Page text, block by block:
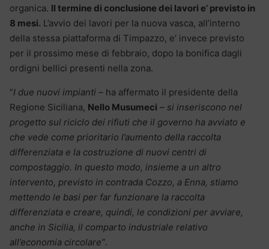
organica. Il termine di conclusione dei lavori e’ previsto in
8 mesi. L’avvio dei lavori per la nuova vasca, all’interno
della stessa piattaforma di Timpazzo, e’ invece previsto
per il prossimo mese di febbraio, dopo la bonifica dagli
ordigni bellici presenti nella zona.
“I due nuovi impianti – ha affermato il presidente della
Regione Siciliana, Nello Musumeci – si inseriscono nel
progetto sul riciclo dei rifiuti che il governo ha avviato e
che vede come prioritario l’aumento della raccolta
differenziata e la costruzione di nuovi centri di
compostaggio. In questo modo, insieme a un altro
intervento, previsto in contrada Cozzo, a Enna, stiamo
mettendo le basi per far funzionare la raccolta
differenziata e creare, quindi, le condizioni per avviare,
anche in Sicilia, il comparto industriale relativo
all’economia circolare”.